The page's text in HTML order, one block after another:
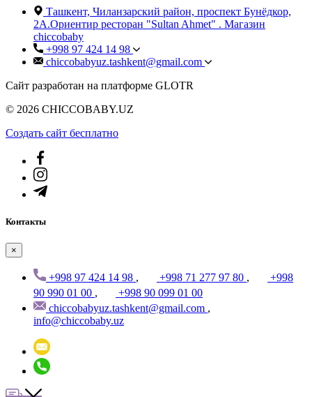
Ташкент, Чиланзарский район, проспект Бунёдкор,
2А.Ориентир ресторан "Sultan Ahmet" . Магазин
chiccobaby
+998 97 424 14 98
chiccobabyuz.tashkent@gmail.com
Сайт разработан на платформе GLOTR
© 2026 CHICCOBABY.UZ
Создать cайт бесплатно
Контакты
×
+998 97 424 14 98 , +998 71 277 97 80 ,
+998
90 990 01 00 ,
+998 90 099 01 00
chiccobabyuz.tashkent@gmail.com ,
info@chiccobaby.uz